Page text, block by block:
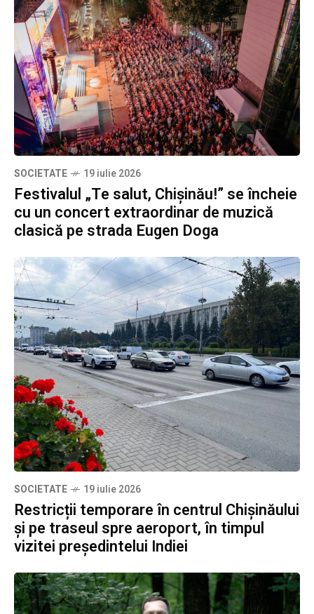
SOCIETATE 19 iulie 2026
Festivalul „Te salut, Chișinău!” se încheie
cu un concert extraordinar de muzică
clasică pe strada Eugen Doga
SOCIETATE 19 iulie 2026
Restricții temporare în centrul Chișinăului
și pe traseul spre aeroport, în timpul
vizitei președintelui Indiei